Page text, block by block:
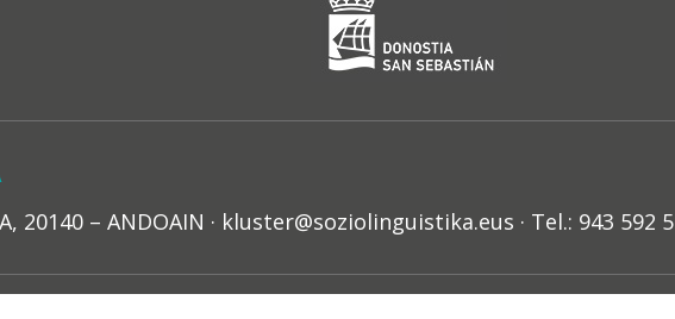
20140 – ANDOAIN · kluster@soziolinguistika.eus · Tel.: 943 592